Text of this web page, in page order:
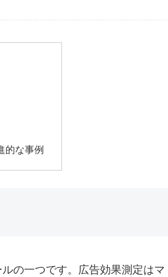
的な事例
の一つです。広告効果測定はマ